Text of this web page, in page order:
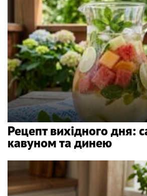
Рецепт вихідного дня:
кавуном та динею